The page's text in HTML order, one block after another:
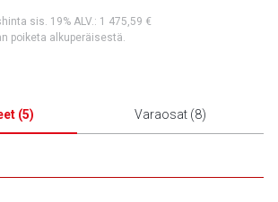
sis. 19% ALV.: 1 475,59 €
poiketa alkuperäisestä.
(5) Varaosat (8)